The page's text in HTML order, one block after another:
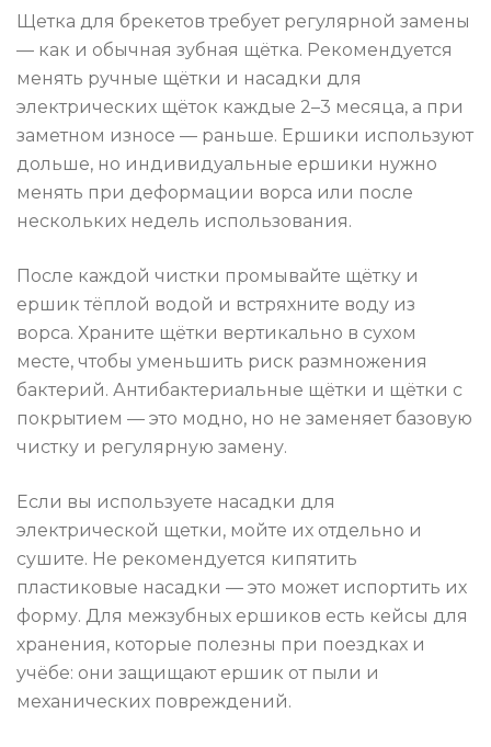
Щетка для брекетов требует регулярной замены
— как и обычная зубная щётка. Рекомендуется
менять ручные щётки и насадки для
электрических щёток каждые 2–3 месяца, а при
заметном износе — раньше. Ершики используют
дольше, но индивидуальные ершики нужно
менять при деформации ворса или после
нескольких недель использования.
После каждой чистки промывайте щётку и
ершик тёплой водой и встряхните воду из
ворса. Храните щётки вертикально в сухом
месте, чтобы уменьшить риск размножения
бактерий. Антибактериальные щётки и щётки с
покрытием — это модно, но не заменяет базовую
чистку и регулярную замену.
Если вы используете насадки для
электрической щетки, мойте их отдельно и
сушите. Не рекомендуется кипятить
пластиковые насадки — это может испортить их
форму. Для межзубных ершиков есть кейсы для
хранения, которые полезны при поездках и
учёбе: они защищают ершик от пыли и
механических повреждений.